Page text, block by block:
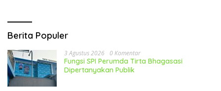
Berita Populer
3 Agustus 2026 0 Komentar
Fungsi SPI Perumda Tirta Bhagasasi
Dipertanyakan Publik